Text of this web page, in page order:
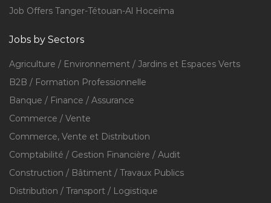
Job Offers Tanger-Tétouan-Al Hoceïma
Jobs by Sectors
Agriculture / Environnement / Jardins et Espaces Verts
B2B / Formation Professionnelle
Banque / Finance / Assurance
Commerce / Vente
Commerce, Vente et Distribution
Comptabilité / Gestion Financière / Audit
Construction / Bâtiment / Travaux Publics
Distribution / Transport / Logistique